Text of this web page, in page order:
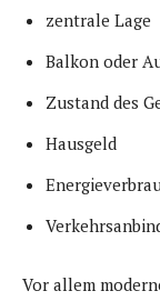
zentrale Lage
Balkon oder
Zustand des
Hausgeld
Vor allem